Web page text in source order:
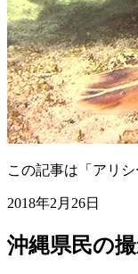
この記事は「アリ
2018年2月26日
沖縄県民の